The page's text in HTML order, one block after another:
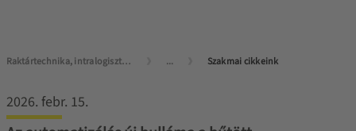
Raktártechnika, intralogisztika mesterfokon ... Szakmai cikkeink
2026. febr. 15.